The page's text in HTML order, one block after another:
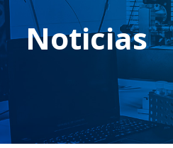
Noticias